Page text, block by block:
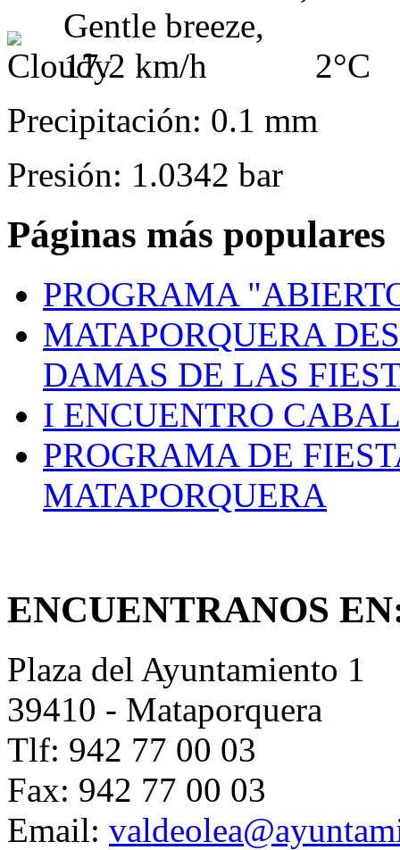
2°C
Precipitación: 0.1 mm
Presión: 1.0342 bar
Páginas más populares
PROGRAMA
MATAPORQUERA
DAMAS DE LAS
I ENCUENTRO
PROGRAMA DE
MATAPORQUERA
ENCUENTRANOS
Plaza del Ayuntamiento 1
39410 - Mataporquera
Tlf: 942 77 00 03
Fax: 942 77 00 03
Email: